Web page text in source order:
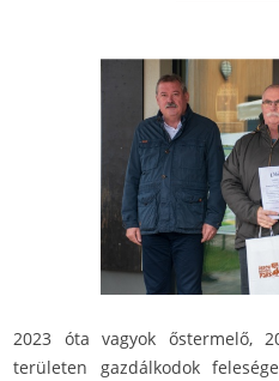
2023 óta vagyok őstermelő,
területen gazdálkodok